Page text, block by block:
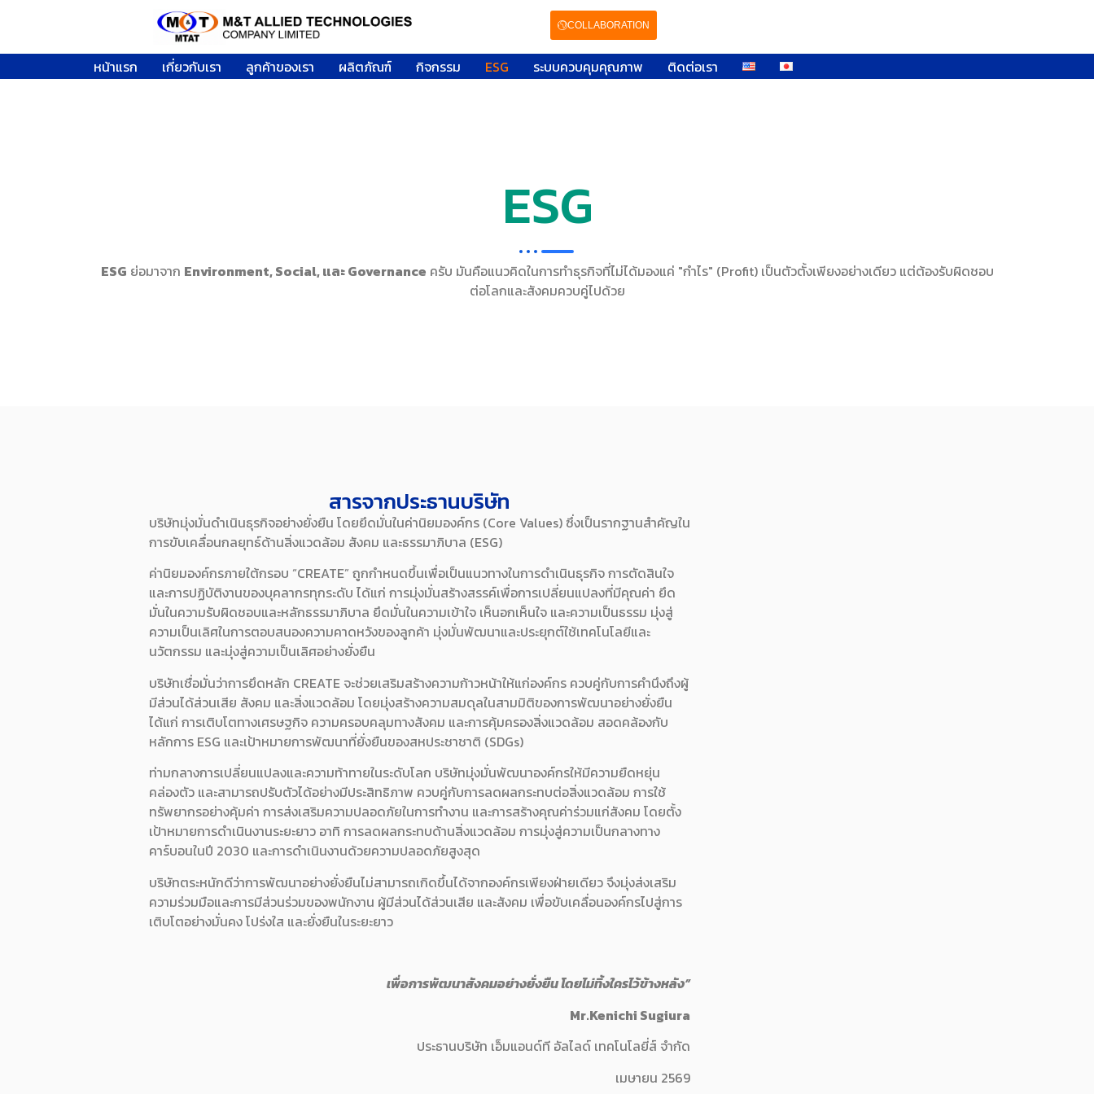
COLLABORATION
หน้าแรก เกี่ยวกับเรา ลูกค้าของเรา ผลิตภัณฑ์ กิจกรรม ESG ระบบควบคุมคุณภาพ ติดต่อเรา
ESG
ESG ย่อมาจาก Environment, Social, และ Governance ครับ มันคือแนวคิดในการทำธุรกิจที่ไม่ได้มองแค่ "กำไร" (Profit) เป็นตัวตั้งเพียงอย่างเดียว แต่ต้องรับผิดชอบ
ต่อโลกและสังคมควบคู่ไปด้วย
สารจากประธานบริษัท
บริษัทมุ่งมั่นดำเนินธุรกิจอย่างยั่งยืน โดยยึดมั่นในค่านิยมองค์กร (Core Values) ซึ่งเป็นรากฐานสำคัญใน
การขับเคลื่อนกลยุทธ์ด้านสิ่งแวดล้อม สังคม และธรรมาภิบาล (ESG)
ค่านิยมองค์กรภายใต้กรอบ “CREATE” ถูกกำหนดขึ้นเพื่อเป็นแนวทางในการดำเนินธุรกิจ การตัดสินใจ
และการปฏิบัติงานของบุคลากรทุกระดับ ได้แก่ การมุ่งมั่นสร้างสรรค์เพื่อการเปลี่ยนแปลงที่มีคุณค่า ยึด
มั่นในความรับผิดชอบและหลักธรรมาภิบาล ยึดมั่นในความเข้าใจ เห็นอกเห็นใจ และความเป็นธรรม มุ่งสู่
ความเป็นเลิศในการตอบสนองความคาดหวังของลูกค้า มุ่งมั่นพัฒนาและประยุกต์ใช้เทคโนโลยีและ
นวัตกรรม และมุ่งสู่ความเป็นเลิศอย่างยั่งยืน
บริษัทเชื่อมั่นว่าการยึดหลัก CREATE จะช่วยเสริมสร้างความก้าวหน้าให้แก่องค์กร ควบคู่กับการคำนึงถึงผู้
มีส่วนได้ส่วนเสีย สังคม และสิ่งแวดล้อม โดยมุ่งสร้างความสมดุลในสามมิติของการพัฒนาอย่างยั่งยืน
ได้แก่ การเติบโตทางเศรษฐกิจ ความครอบคลุมทางสังคม และการคุ้มครองสิ่งแวดล้อม สอดคล้องกับ
หลักการ ESG และเป้าหมายการพัฒนาที่ยั่งยืนของสหประชาชาติ (SDGs)
ท่ามกลางการเปลี่ยนแปลงและความท้าทายในระดับโลก บริษัทมุ่งมั่นพัฒนาองค์กรให้มีความยืดหยุ่น
คล่องตัว และสามารถปรับตัวได้อย่างมีประสิทธิภาพ ควบคู่กับการลดผลกระทบต่อสิ่งแวดล้อม การใช้
ทรัพยากรอย่างคุ้มค่า การส่งเสริมความปลอดภัยในการทำงาน และการสร้างคุณค่าร่วมแก่สังคม โดยตั้ง
เป้าหมายการดำเนินงานระยะยาว อาทิ การลดผลกระทบด้านสิ่งแวดล้อม การมุ่งสู่ความเป็นกลางทาง
คาร์บอนในปี 2030 และการดำเนินงานด้วยความปลอดภัยสูงสุด
บริษัทตระหนักดีว่าการพัฒนาอย่างยั่งยืนไม่สามารถเกิดขึ้นได้จากองค์กรเพียงฝ่ายเดียว จึงมุ่งส่งเสริม
ความร่วมมือและการมีส่วนร่วมของพนักงาน ผู้มีส่วนได้ส่วนเสีย และสังคม เพื่อขับเคลื่อนองค์กรไปสู่การ
เติบโตอย่างมั่นคง โปร่งใส และยั่งยืนในระยะยาว
เพื่อการพัฒนาสังคมอย่างยั่งยืน โดยไม่ทิ้งใครไว้ข้างหลัง”
Mr.Kenichi Sugiura
ประธานบริษัท เอ็มแอนด์ที อัลไลด์ เทคโนโลยี่ส์ จำกัด
เมษายน 2569